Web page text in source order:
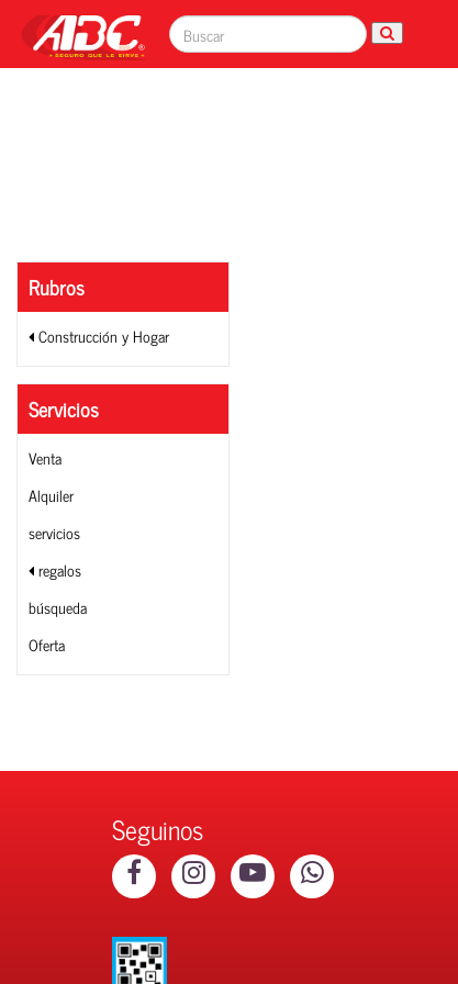
Rubros
Construcción y Hogar
Servicios
Venta
Alquiler
servicios
regalos
búsqueda
Oferta
Seguinos